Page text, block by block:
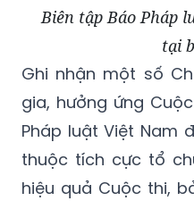
Biên tập Báo Pháp
tại
Ghi nhận một số
gia, hưởng ứng
Pháp luật Việt Nam
thuộc tích cực tổ
hiệu quả Cuộc thi,